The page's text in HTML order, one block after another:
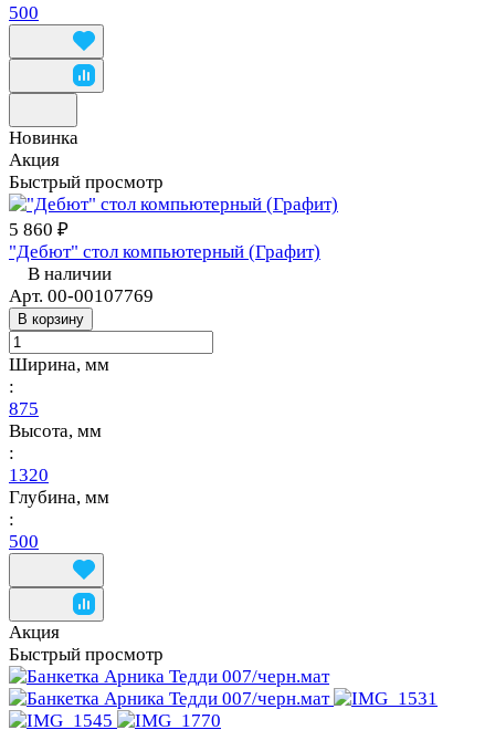
500
Новинка
Акция
Быстрый просмотр
5 860 ₽
"Дебют" стол компьютерный (Графит)
В наличии
Арт. 00-00107769
В корзину
Ширина, мм
:
875
Высота, мм
:
1320
Глубина, мм
:
500
Акция
Быстрый просмотр